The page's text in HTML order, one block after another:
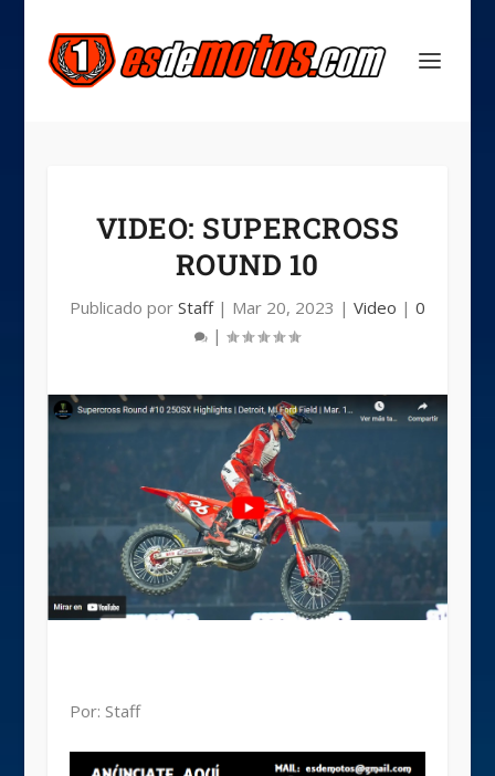
VIDEO: SUPERCROSS
ROUND 10
Publicado por Staff| Mar 20, 2023 | Video | 0
|
Por: Staff